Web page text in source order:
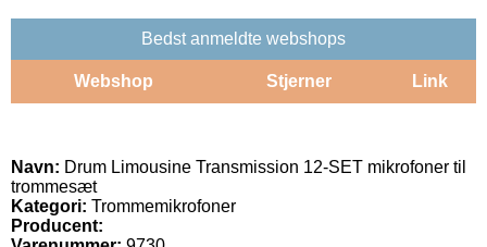
Bedst anmeldte webshops
Webshop Stjerner Link
Navn: Drum Limousine Transmission 12-SET mikrofoner til
trommesæt
Kategori: Trommemikrofoner
Producent: